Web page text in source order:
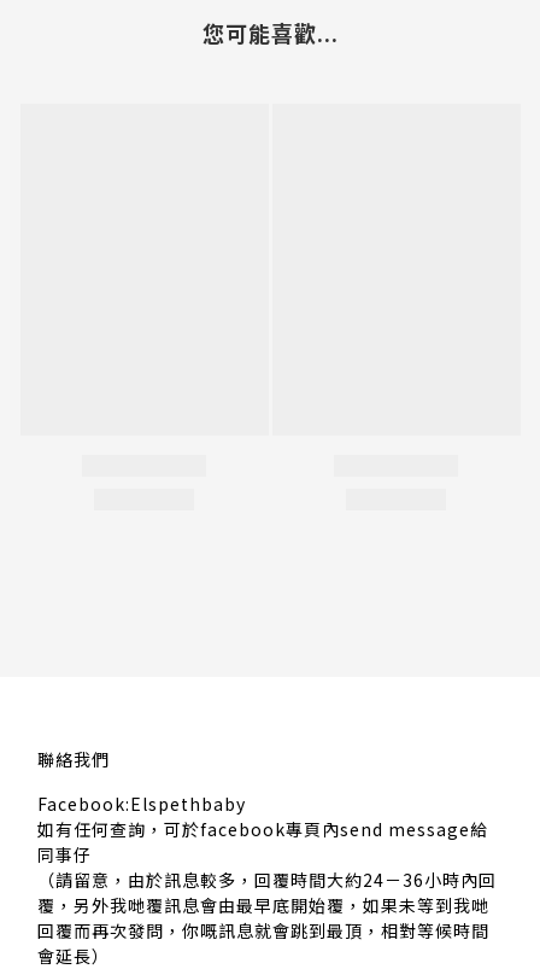
您可能喜歡...
聯絡我們
Facebook:Elspethbaby
如有任何查詢，可於facebook專頁內send message給
同事仔
（請留意，由於訊息較多，回覆時間大約24－36小時內回
覆，另外我哋覆訊息會由最早底開始覆，如果未等到我哋
回覆而再次發問，你嘅訊息就會跳到最頂，相對等候時間
會延長）